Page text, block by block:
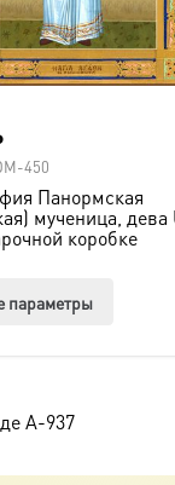
450
Панормская
мученица, дева
коробке
параметры
A-937